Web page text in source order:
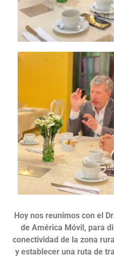
Hoy nos reunimos con el
de América Móvil, para
conectividad de la zona
y establecer una ruta de